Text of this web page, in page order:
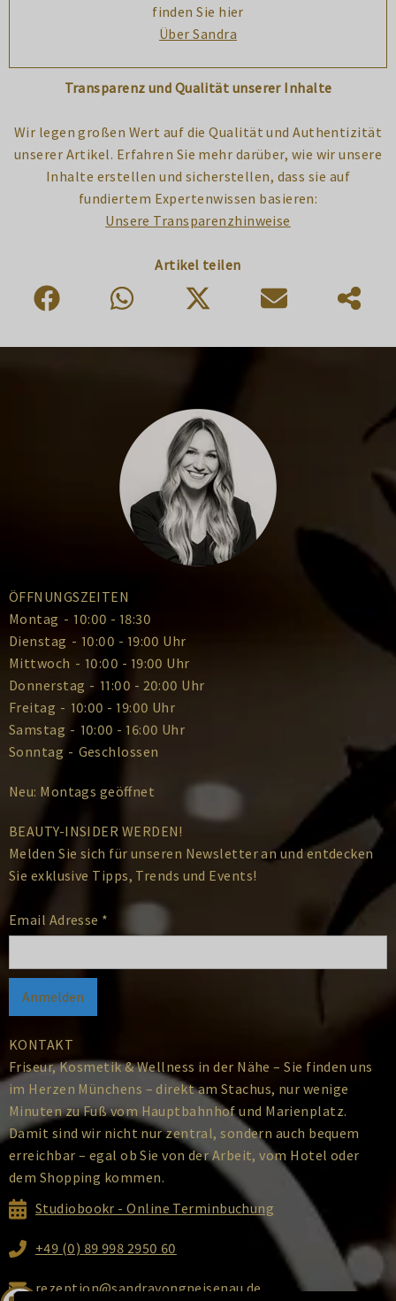
finden Sie hier
Über Sandra
Transparenz und Qualität unserer Inhalte
Wir legen großen Wert auf die Qualität und Authentizität
unserer Artikel. Erfahren Sie mehr darüber, wie wir unsere
Inhalte erstellen und sicherstellen, dass sie auf
fundiertem Expertenwissen basieren:
Unsere Transparenzhinweise
Artikel teilen
ÖFFNUNGSZEITEN
Montag - 10:00 - 18:30
Dienstag - 10:00 - 19:00 Uhr
Mittwoch - 10:00 - 19:00 Uhr
Donnerstag - 11:00 - 20:00 Uhr
Freitag - 10:00 - 19:00 Uhr
Samstag - 10:00 - 16:00 Uhr
Sonntag - Geschlossen
Neu: Montags geöffnet
KONTAKT
Friseur, Kosmetik & Wellness in der Nähe – Sie finden uns
im Herzen Münchens – direkt am Stachus, nur wenige
Minuten zu Fuß vom Hauptbahnhof und Marienplatz.
Damit sind wir nicht nur zentral, sondern auch bequem
erreichbar – egal ob Sie von der Arbeit, vom Hotel oder
dem Shopping kommen.
Studiobookr - Online Terminbuchung
+49 (0) 89 998 2950 60
rezeption@sandravongneisenau.de
BEAUTY-INSIDER WERDEN!
Melden Sie sich für unseren Newsletter an und entdecken
Sie exklusive Tipps, Trends und Events!
Email Adresse *